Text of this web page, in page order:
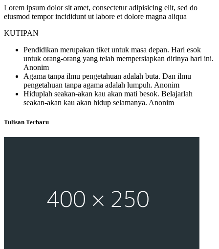
Lorem ipsum dolor sit amet, consectetur adipisicing elit, sed do
eiusmod tempor incididunt ut labore et dolore magna aliqua
KUTIPAN
Pendidikan merupakan tiket untuk masa depan. Hari esok
untuk orang-orang yang telah mempersiapkan dirinya hari ini.
Anonim
Agama tanpa ilmu pengetahuan adalah buta. Dan ilmu
pengetahuan tanpa agama adalah lumpuh. Anonim
Hiduplah seakan-akan kau akan mati besok. Belajarlah
seakan-akan kau akan hidup selamanya. Anonim
Tulisan Terbaru